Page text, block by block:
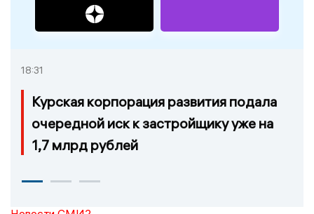
18:31
Курская корпорация развития подала
очередной иск к застройщику уже на
1,7 млрд рублей